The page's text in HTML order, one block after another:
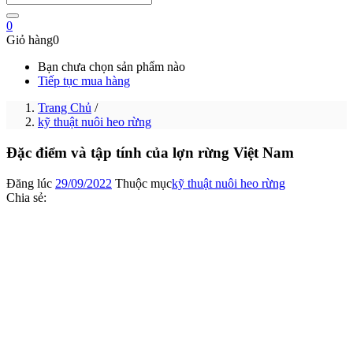
0
Giỏ hàng0
Bạn chưa chọn sản phẩm nào
Tiếp tục mua hàng
Trang Chủ /
kỹ thuật nuôi heo rừng
Đặc điểm và tập tính của lợn rừng Việt Nam
Đăng lúc 29/09/2022 Thuộc mụckỹ thuật nuôi heo rừng
Chia sẻ: